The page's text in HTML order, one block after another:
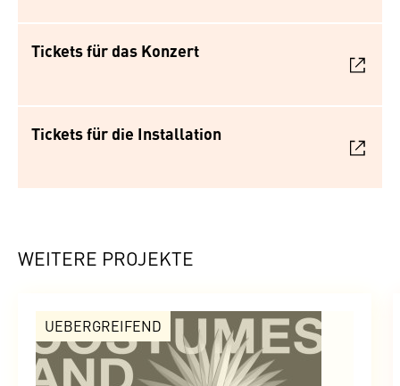
Tickets für das Konzert
Tickets für die Installation
WEITERE PROJEKTE
UEBERGREIFEND